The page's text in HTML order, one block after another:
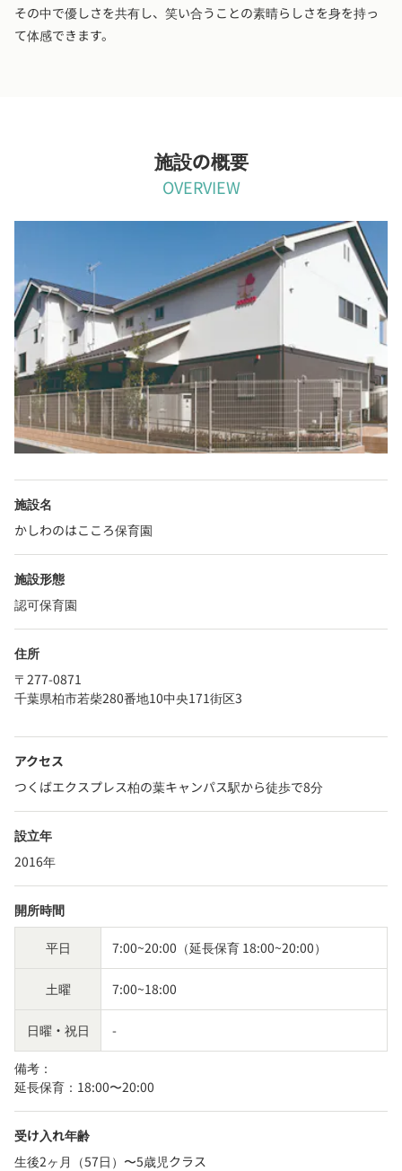
その中で優しさを共有し、笑い合うことの素晴らしさを身を持っ
て体感できます。
施設の概要
OVERVIEW
施設名
かしわのはこころ保育園
施設形態
認可保育園
住所
〒277-0871
千葉県柏市若柴280番地10中央171街区3
アクセス
つくばエクスプレス柏の葉キャンパス駅から徒歩で8分
設立年
2016年
開所時間
平日 7:00~20:00（延長保育 18:00~20:00）
土曜 7:00~18:00
日曜・祝日 -
備考：
延長保育：18:00〜20:00
受け入れ年齢
生後2ヶ月（57日）〜5歳児クラス